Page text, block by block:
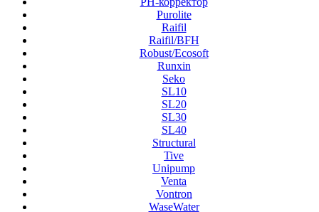
Purolite
Raifil
Raifil/BFH
Robust/Ecosoft
Runxin
Seko
SL10
SL20
SL30
SL40
Structural
Tive
Unipump
Venta
Vontron
WaseWater